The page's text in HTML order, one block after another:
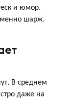
и юмор.
шарж.
В среднем
даже на